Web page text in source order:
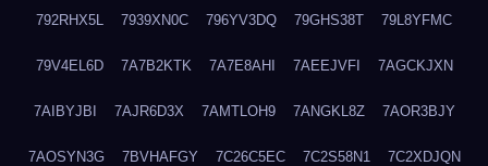
792RHX5L 7939XN0C 796YV3DQ 79GHS38T 79L8YFMC
79V4EL6D 7A7B2KTK 7A7E8AHI 7AEEJVFI 7AGCKJXN
7AIBYJBI 7AJR6D3X 7AMTLOH9 7ANGKL8Z 7AOR3BJY
7AOSYN3G 7BVHAFGY 7C26C5EC 7C2S58N1 7C2XDJQN